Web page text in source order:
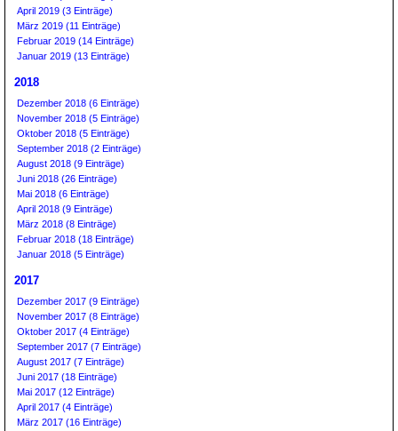
April 2019 (3 Einträge)
März 2019 (11 Einträge)
Februar 2019 (14 Einträge)
Januar 2019 (13 Einträge)
2018
Dezember 2018 (6 Einträge)
November 2018 (5 Einträge)
Oktober 2018 (5 Einträge)
September 2018 (2 Einträge)
August 2018 (9 Einträge)
Juni 2018 (26 Einträge)
Mai 2018 (6 Einträge)
April 2018 (9 Einträge)
März 2018 (8 Einträge)
Februar 2018 (18 Einträge)
Januar 2018 (5 Einträge)
2017
Dezember 2017 (9 Einträge)
November 2017 (8 Einträge)
Oktober 2017 (4 Einträge)
September 2017 (7 Einträge)
August 2017 (7 Einträge)
Juni 2017 (18 Einträge)
Mai 2017 (12 Einträge)
April 2017 (4 Einträge)
März 2017 (16 Einträge)